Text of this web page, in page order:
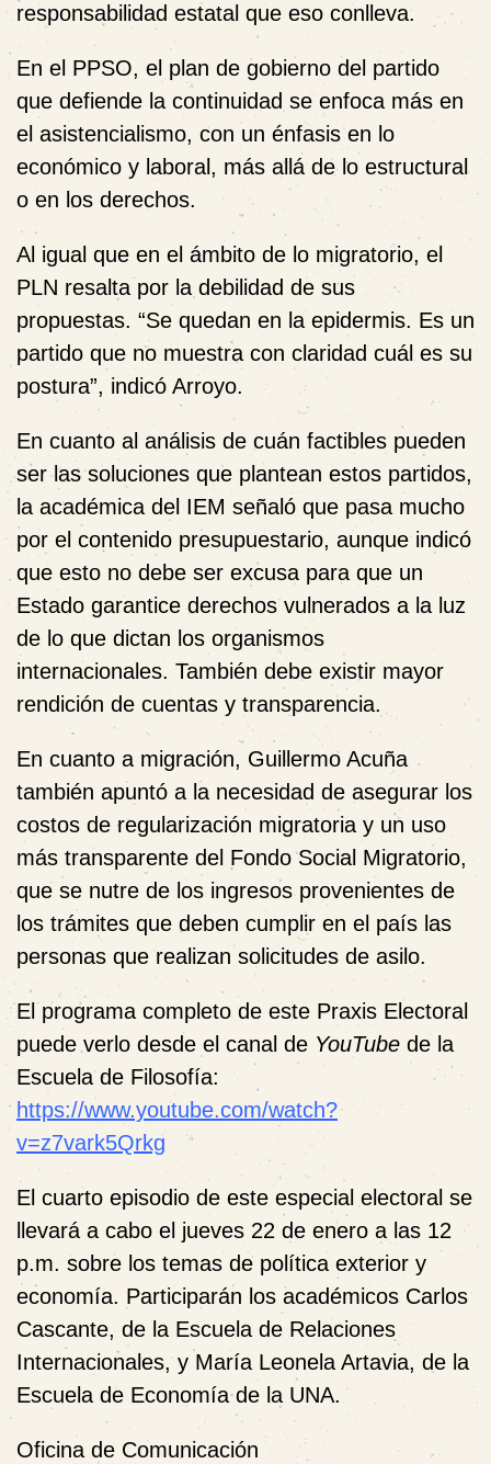
responsabilidad estatal que eso conlleva.
En el PPSO, el plan de gobierno del partido
que defiende la continuidad se enfoca más en
el asistencialismo, con un énfasis en lo
económico y laboral, más allá de lo estructural
o en los derechos.
Al igual que en el ámbito de lo migratorio, el
PLN resalta por la debilidad de sus
propuestas. “Se quedan en la epidermis. Es un
partido que no muestra con claridad cuál es su
postura”, indicó Arroyo.
En cuanto al análisis de cuán factibles pueden
ser las soluciones que plantean estos partidos,
la académica del IEM señaló que pasa mucho
por el contenido presupuestario, aunque indicó
que esto no debe ser excusa para que un
Estado garantice derechos vulnerados a la luz
de lo que dictan los organismos
internacionales. También debe existir mayor
rendición de cuentas y transparencia.
En cuanto a migración, Guillermo Acuña
también apuntó a la necesidad de asegurar los
costos de regularización migratoria y un uso
más transparente del Fondo Social Migratorio,
que se nutre de los ingresos provenientes de
los trámites que deben cumplir en el país las
personas que realizan solicitudes de asilo.
El programa completo de este Praxis Electoral
puede verlo desde el canal de YouTube de la
Escuela de Filosofía:
https://www.youtube.com/watch?
v=z7vark5Qrkg
El cuarto episodio de este especial electoral se
llevará a cabo el jueves 22 de enero a las 12
p.m. sobre los temas de política exterior y
economía. Participarán los académicos Carlos
Cascante, de la Escuela de Relaciones
Internacionales, y María Leonela Artavia, de la
Escuela de Economía de la UNA.
Oficina de Comunicación